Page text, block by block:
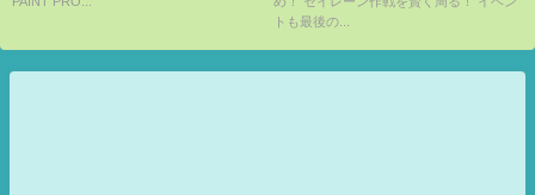
ン】 【Azur Lane】 【碧藍航
トも最後の...